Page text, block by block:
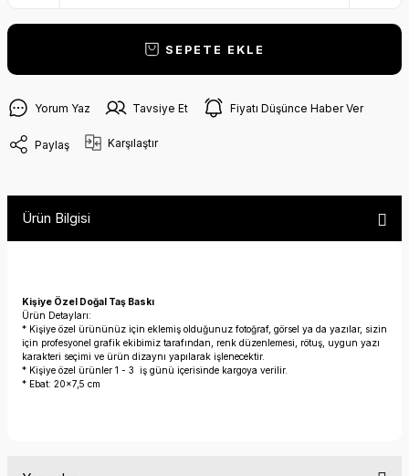
SEPETE EKLE
Yorum Yaz Tavsiye Et Fiyatı Düşünce Haber Ver
Paylaş Karşılaştır
Ürün Bilgisi
Kişiye Özel Doğal Taş Baskı
Ürün Detayları:
* Kişiye özel ürününüz için eklemiş olduğunuz fotoğraf, görsel ya da yazılar, sizin
için profesyonel grafik ekibimiz tarafından, renk düzenlemesi, rötuş, uygun yazı
karakteri seçimi ve ürün dizaynı yapılarak işlenecektir.
* Kişiye özel ürünler 1 - 3 iş günü içerisinde kargoya verilir.
* Ebat: 20x7,5 cm